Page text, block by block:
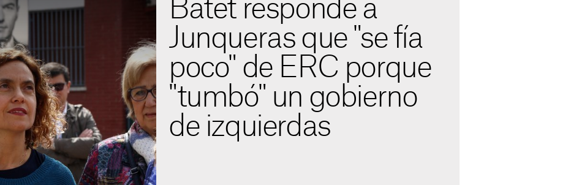
Batet responde a
Junqueras que "se fía
poco" de ERC porque
"tumbó" un gobierno
de izquierdas